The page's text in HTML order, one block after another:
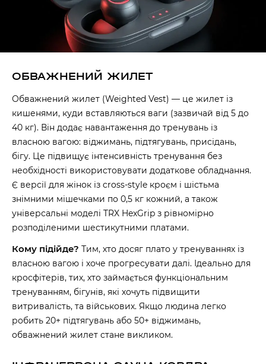
ОБВАЖНЕНИЙ ЖИЛЕТ
Обважнений жилет (Weighted Vest) — це жилет із
кишенями, куди вставляються ваги (зазвичай від 5 до
40 кг). Він додає навантаження до тренувань із
власною вагою: віджимань, підтягувань, присідань,
бігу. Це підвищує інтенсивність тренування без
необхідності використовувати додаткове обладнання.
Є версії для жінок із cross-style кроєм і шістьма
знімними мішечками по 0,5 кг кожний, а також
універсальні моделі TRX HexGrip з рівномірно
розподіленими шестикутними платами.
Кому підійде? Тим, хто досяг плато у тренуваннях із
власною вагою і хоче прогресувати далі. Ідеально для
кросфітерів, тих, хто займається функціональним
тренуванням, бігунів, які хочуть підвищити
витривалість, та військових. Якщо людина легко
робить 20+ підтягувань або 50+ віджимань,
обважнений жилет стане викликом.